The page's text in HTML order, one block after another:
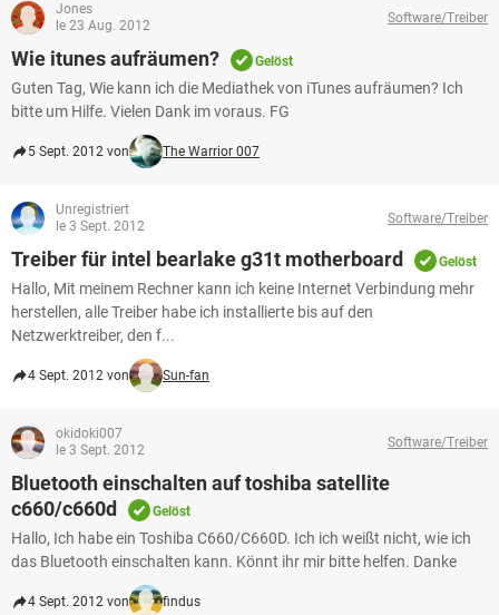
Jones
le 23 Aug. 2012
Software/Treiber
Wie itunes aufräumen? Gelöst
Guten Tag, Wie kann ich die Mediathek von iTunes aufräumen? Ich
bitte um Hilfe. Vielen Dank im voraus. FG
5 Sept. 2012 von The Warrior 007
Unregistriert
le 3 Sept. 2012
Software/Treiber
Treiber für intel bearlake g31t motherboard Gelöst
Hallo, Mit meinem Rechner kann ich keine Internet Verbindung mehr
herstellen, alle Treiber habe ich installierte bis auf den
Netzwerktreiber, den f...
4 Sept. 2012 von Sun-fan
okidoki007
le 3 Sept. 2012
Software/Treiber
Bluetooth einschalten auf toshiba satellite
c660/c660d
Gelöst
Hallo, Ich habe ein Toshiba C660/C660D. Ich ich weißt nicht, wie ich
das Bluetooth einschalten kann. Könnt ihr mir bitte helfen. Danke
4 Sept. 2012 von findus